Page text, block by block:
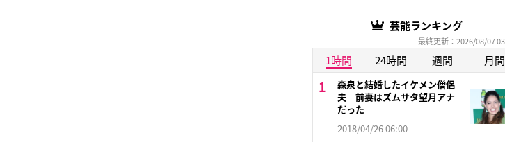
芸能ランキング
最終更新：2026/08/07
1時間 24時間 週間 月間
森泉と結婚したイケメン僧侶
夫 前妻はズムサタ望月アナ
だった
2018/04/26 06:00